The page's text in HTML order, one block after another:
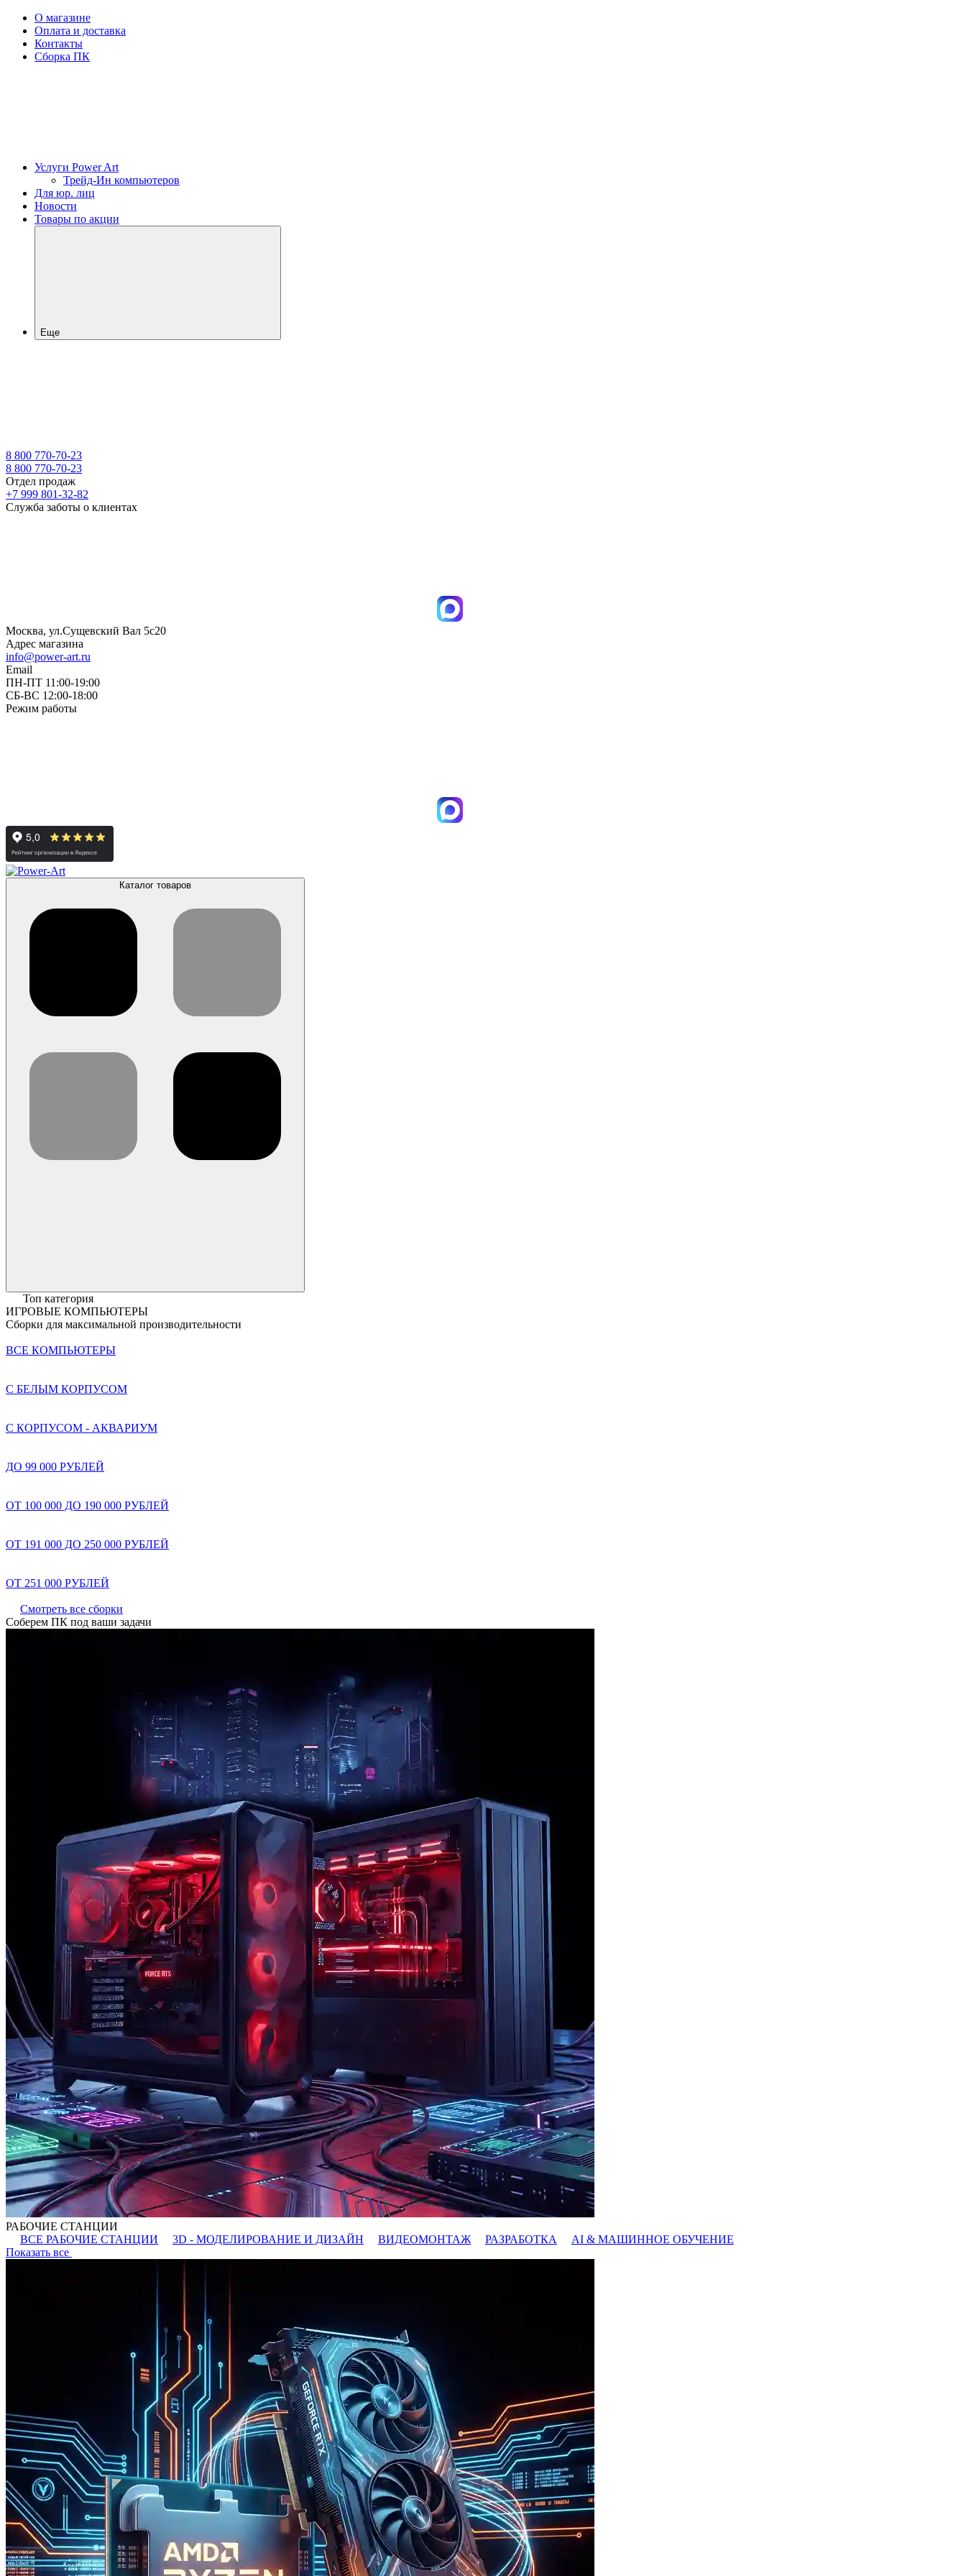
О магазине
Оплата и доставка
Контакты
Сборка ПК
Услуги Power Art
Трейд-Ин компьютеров
Для юр. лиц
Новости
Товары по акции
Еще
8 800 770-70-23
8 800 770-70-23
Отдел продаж
+7 999 801-32-82
Служба заботы о клиентах
Москва, ул.Сущевский Вал 5с20
Адрес магазина
info@power-art.ru
Email
ПН-ПТ 11:00-19:00
СБ-ВС 12:00-18:00
Режим работы
Каталог товаров
Топ категория
ИГРОВЫЕ КОМПЬЮТЕРЫ
Сборки для максимальной производительности
ВСЕ КОМПЬЮТЕРЫ
С БЕЛЫМ КОРПУСОМ
С КОРПУСОМ - АКВАРИУМ
ДО 99 000 РУБЛЕЙ
ОТ 100 000 ДО 190 000 РУБЛЕЙ
ОТ 191 000 ДО 250 000 РУБЛЕЙ
ОТ 251 000 РУБЛЕЙ
Смотреть все сборки
Соберем ПК под ваши задачи
РАБОЧИЕ СТАНЦИИ
ВСЕ РАБОЧИЕ СТАНЦИИ
3D - МОДЕЛИРОВАНИЕ И ДИЗАЙН ВИДЕОМОНТАЖ РАЗРАБОТКА
AI & МАШИННОЕ ОБУЧЕНИЕ
Показать все